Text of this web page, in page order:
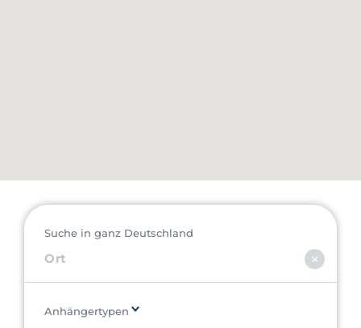
Suche in ganz Deutschland
Anhängertypen